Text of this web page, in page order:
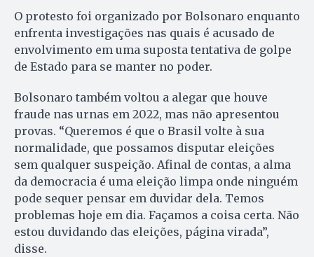
O protesto foi organizado por Bolsonaro enquanto
enfrenta investigações nas quais é acusado de
envolvimento em uma suposta tentativa de golpe
de Estado para se manter no poder.
Bolsonaro também voltou a alegar que houve
fraude nas urnas em 2022, mas não apresentou
provas. “Queremos é que o Brasil volte à sua
normalidade, que possamos disputar eleições
sem qualquer suspeição. Afinal de contas, a alma
da democracia é uma eleição limpa onde ninguém
pode sequer pensar em duvidar dela. Temos
problemas hoje em dia. Façamos a coisa certa. Não
estou duvidando das eleições, página virada”,
disse.